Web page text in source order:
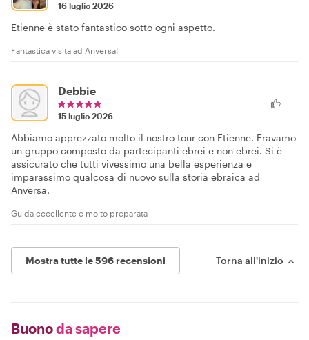
16 luglio 2026
Etienne è stato fantastico sotto ogni aspetto.
Fantastica visita ad Anversa!
Debbie
15 luglio 2026
Abbiamo apprezzato molto il nostro tour con Etienne. Eravamo
un gruppo composto da partecipanti ebrei e non ebrei. Si è
assicurato che tutti vivessimo una bella esperienza e
imparassimo qualcosa di nuovo sulla storia ebraica ad
Anversa.
Guida eccellente e molto preparata
Mostra tutte le 596 recensioni Torna all'inizio
Buonoda sapere